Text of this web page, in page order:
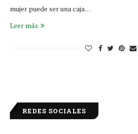
mujer puede ser una caja…
Leer más
REDES SOCIALES